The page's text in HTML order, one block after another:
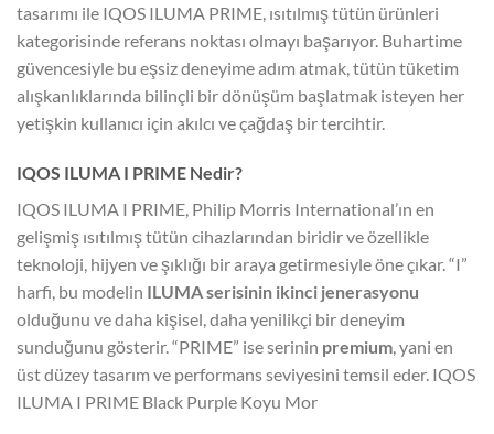
tasarımı ile IQOS ILUMA PRIME, ısıtılmış tütün ürünleri
kategorisinde referans noktası olmayı başarıyor. Buhartime
güvencesiyle bu eşsiz deneyime adım atmak, tütün tüketim
alışkanlıklarında bilinçli bir dönüşüm başlatmak isteyen her
yetişkin kullanıcı için akılcı ve çağdaş bir tercihtir.
IQOS ILUMA I PRIME Nedir?
IQOS ILUMA I PRIME, Philip Morris International’ın en
gelişmiş ısıtılmış tütün cihazlarından biridir ve özellikle
teknoloji, hijyen ve şıklığı bir araya getirmesiyle öne çıkar. “I”
harfi, bu modelin ILUMA serisinin ikinci jenerasyonu
olduğunu ve daha kişisel, daha yenilikçi bir deneyim
sunduğunu gösterir. “PRIME” ise serinin premium, yani en
üst düzey tasarım ve performans seviyesini temsil eder. IQOS
ILUMA I PRIME Black Purple Koyu Mor